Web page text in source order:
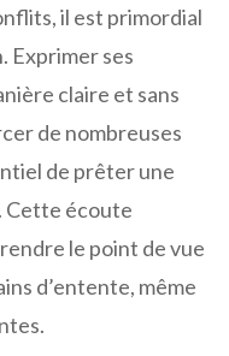
il est primordial
Exprimer ses
claire et sans
de nombreuses
de prêter une
Cette écoute
le point de vue
d’entente, même